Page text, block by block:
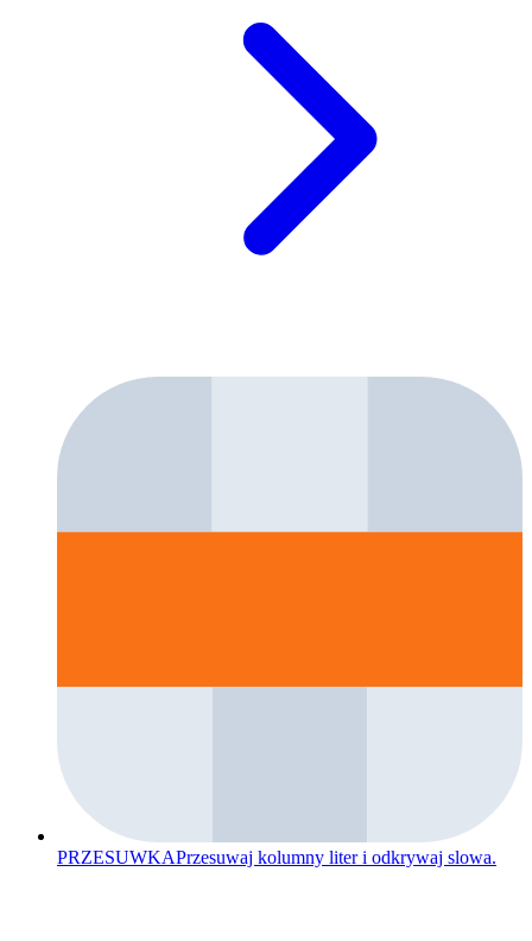
PRZESUWKAPrzesuwaj kolumny liter i odkrywaj slowa.